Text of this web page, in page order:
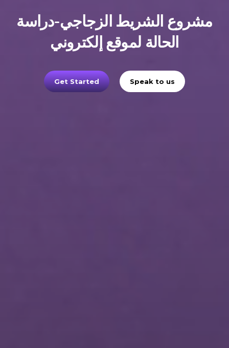
مشروع الشريط الزجاجي-دراسة
الحالة لموقع إلكتروني
Speak to us
Get Started